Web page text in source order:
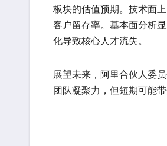
板块的估值预期。技术面
客户留存率。基本面分析
化导致核心人才流失。
展望未来，阿里合伙人委
团队凝聚力，但短期可能